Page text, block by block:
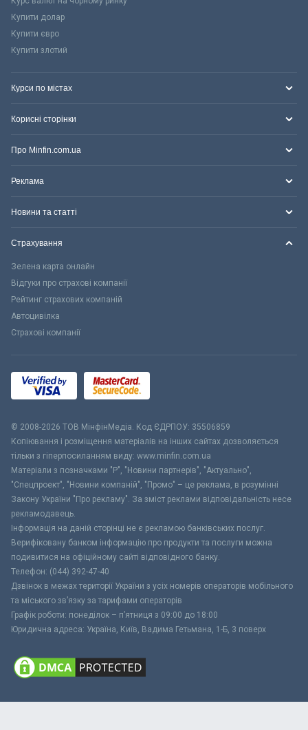
Купити долар
Купити євро
Купити злотий
Курси по містах
Корисні сторінки
Про Minfin.com.ua
Реклама
Новини та статті
Страхування
Зелена карта онлайн
Відгуки про страхові компанії
Рейтинг страхових компаній
Автоцивілка
Страхові компанії
© 2008-2026 ТОВ МiнфiнМедiа. Код ЄДРПОУ: 35506859
Копіювання і розміщення матеріалів на інших сайтах дозволяється
тільки з гіперпосиланням виду: www.minfin.com.ua
Матеріали з позначками "Р", "Новини партнерів", "Актуально",
"Спецпроект", "Новини компаній", "Промо" – це реклама, в розумінні
Закону України "Про рекламу". За зміст реклами відповідальність несе
рекламодавець.
Інформація на даній сторінці не є рекламою банківських послуг.
Верифіковану банком інформацію про продукти та послуги можна
подивитися на офіційному сайті відповідного банку.
Телефон: (044) 392-47-40
Дзвінок в межах території України з усіх номерів операторів мобільного
та міського зв’язку за тарифами операторів
Графік роботи: понеділок – п’ятниця з 09:00 до 18:00
Юридична адреса: Україна, Київ, Вадима Гетьмана, 1-Б, 3 поверх